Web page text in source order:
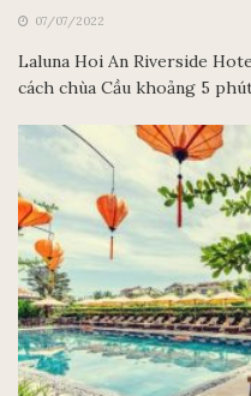
07/07/2022
Laluna Hoi An Riverside
cách chùa Cầu khoảng 5